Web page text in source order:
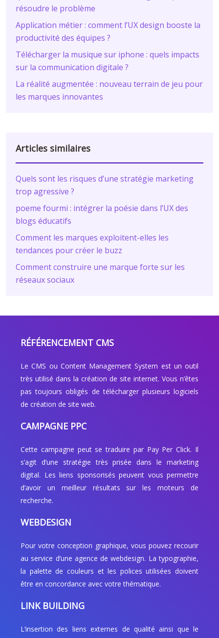
résoudre le problème
Application métier : comment l’UX design booste la
productivité des équipes ?
Télécharger la musique sur iphone : quels impacts
sur la communication digitale ?
La réalité augmentée : nouveau terrain de jeu pour
les marques innovantes
Articles similaires
Quels sont les risques d’une stratégie marketing
trop agressive ?
poeme fourmi : intégrer la poésie dans l’UX des
blogs éducatifs
Comment les marques exploitent-elles les
tendances pour créer le buzz
Comment construire une marque forte sur les
réseaux sociaux
RÉFÉRENCEMENT CMS
Le CMS ou Content Management System est un outil
très utilisé dans la création de site internet. Vous n’êtes
pas toujours obligés de télécharger plusieurs logiciels
de création de site web.
CAMPAGNE PPC
Cette campagne peut se traduire par Pay Per Click. Il
s’agit d’une stratégie très prisée dans le marketing
digital. Les liens sponsorisés peuvent vous permettre
d’avoir un meilleur résultats sur les moteurs de
recherche.
WEBDESIGN
Pour votre conception graphique, vous pouvez recourir
au service d’une agence de webdesign. La typographie,
la palette de couleurs et les polices utilisées doivent
être en concordance avec votre thématique.
LINK BUILDING
L’insertion des liens externes de qualité ainsi que le